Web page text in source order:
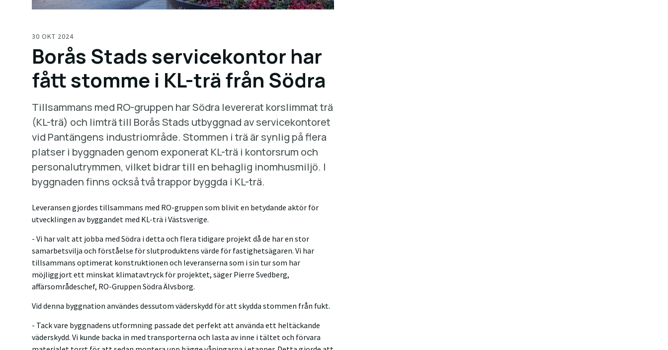
30 OKT 2024
Borås Stads servicekontor har
fått stomme i KL-trä från Södra
Tillsammans med RO-gruppen har Södra levererat korslimmat trä
(KL-trä) och limträ till Borås Stads utbyggnad av servicekontoret
vid Pantängens industriområde. Stommen i trä är synlig på flera
platser i byggnaden genom exponerat KL-trä i kontorsrum och
personalutrymmen, vilket bidrar till en behaglig inomhusmiljö. I
byggnaden finns också två trappor byggda i KL-trä.
Leveransen gjordes tillsammans med RO-gruppen som blivit en betydande aktör för
utvecklingen av byggandet med KL-trä i Västsverige.
- Vi har valt att jobba med Södra i detta och flera tidigare projekt då de har en stor
samarbetsvilja och förståelse för slutproduktens värde för fastighetsägaren. Vi har
tillsammans optimerat konstruktionen och leveranserna som i sin tur som har
möjliggjort ett minskat klimatavtryck för projektet, säger Pierre Svedberg,
affärsområdeschef, RO-Gruppen Södra Älvsborg.
Vid denna byggnation användes dessutom väderskydd för att skydda stommen från fukt.
- Tack vare byggnadens utformning passade det perfekt att använda ett heltäckande
väderskydd. Vi kunde backa in med transporterna och lasta av inne i tältet och förvara